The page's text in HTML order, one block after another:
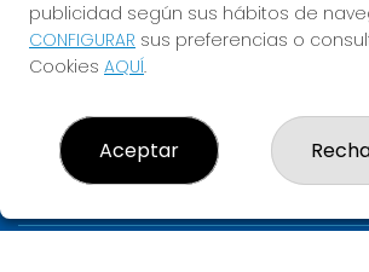
JUGAR BONOLOTO
publicidad según sus hábitos de
CONFIGURAR sus preferencias o
Cookies AQUÍ.
Aceptar